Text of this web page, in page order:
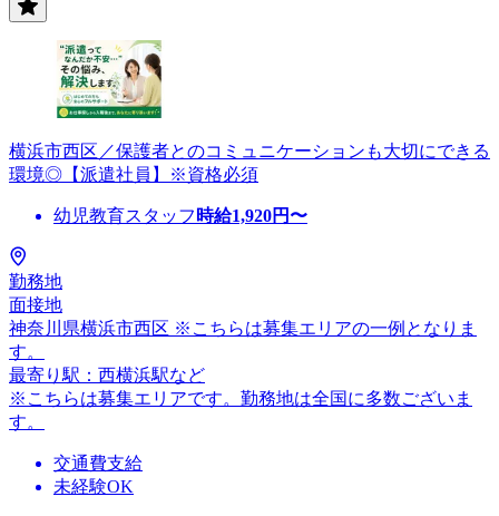
横浜市西区／保護者とのコミュニケーションも大切にできる
環境◎【派遣社員】※資格必須
幼児教育スタッフ 時給1,920円〜
勤務地
面接地
神奈川県横浜市西区 ※こちらは募集エリアの一例となりま
す。
最寄り駅：西横浜駅など
※こちらは募集エリアです。勤務地は全国に多数ございま
す。
交通費支給
未経験OK